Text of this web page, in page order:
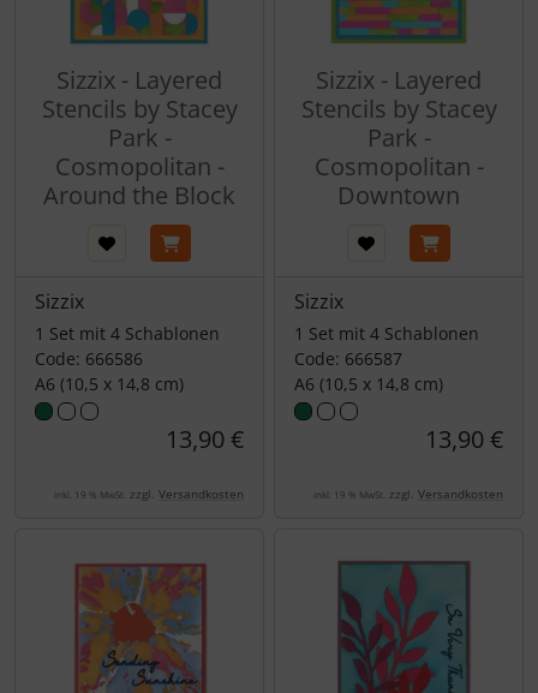
Sizzix - Layered
Stencils by Stacey
Park -
Cosmopolitan -
Around the Block
Sizzix
1 Set mit 4 Schablonen
Code: 666586
A6 (10,5 x 14,8 cm)
13,90 €
inkl. 19 % MwSt. zzgl. Versandkosten
Sizzix - Layered
Stencils by Stacey
Park -
Cosmopolitan -
Downtown
Sizzix
1 Set mit 4 Schablonen
Code: 666587
A6 (10,5 x 14,8 cm)
13,90 €
inkl. 19 % MwSt. zzgl. Versandkosten